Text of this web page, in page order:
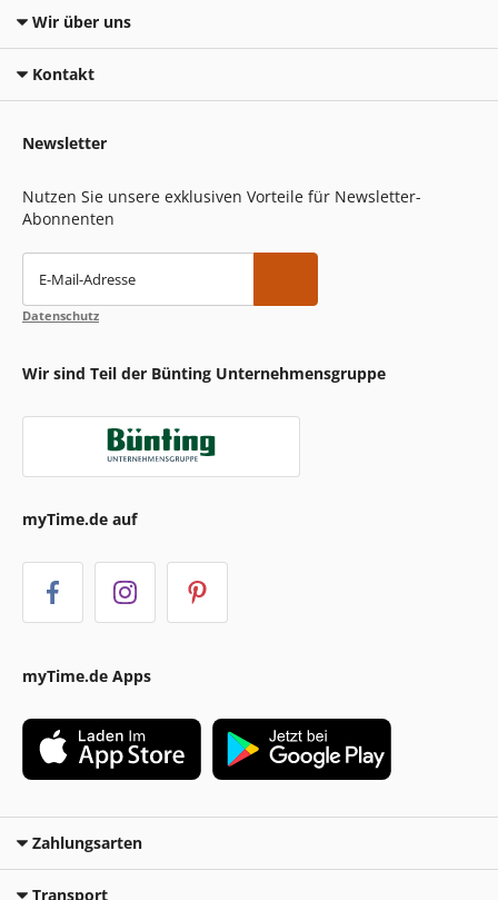
Wir über uns
Kontakt
Newsletter
Nutzen Sie unsere exklusiven Vorteile für Newsletter-
Abonnenten
E-Mail-Adresse
Datenschutz
Wir sind Teil der Bünting Unternehmensgruppe
myTime.de auf
myTime.de Apps
Zahlungsarten
Transport